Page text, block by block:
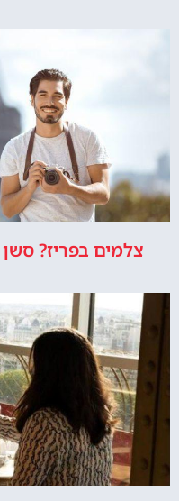
צלמים בפריז?